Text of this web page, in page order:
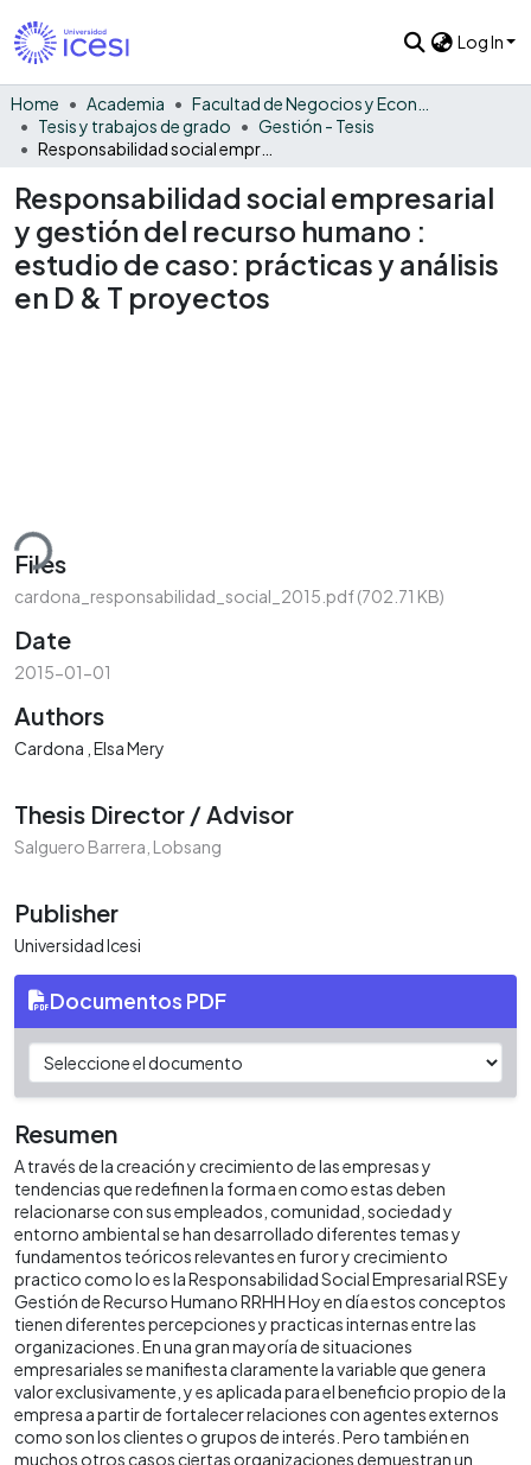
Log In
Home Academia
Tesis y trabajos de grado
Gestión - Tesis
Responsabilidad social empresarial
y gestión del recurso humano :
estudio de caso: prácticas y análisis
en D & T proyectos
Files
cardona_responsabilidad_social_2015.pdf(702.71 KB)
Date
2015-01-01
Authors
Cardona , Elsa Mery
Thesis Director / Advisor
Salguero Barrera, Lobsang
Publisher
Universidad Icesi
Documentos PDF
Resumen
A través de la creación y crecimiento de las empresas y
tendencias que redefinen la forma en como estas deben
relacionarse con sus empleados, comunidad, sociedad y
entorno ambiental se han desarrollado diferentes temas y
fundamentos teóricos relevantes en furor y crecimiento
practico como lo es la Responsabilidad Social Empresarial RSE y
Gestión de Recurso Humano RRHH Hoy en día estos conceptos
tienen diferentes percepciones y practicas internas entre las
organizaciones. En una gran mayoría de situaciones
empresariales se manifiesta claramente la variable que genera
valor exclusivamente, y es aplicada para el beneficio propio de la
empresa a partir de fortalecer relaciones con agentes externos
como son los clientes o grupos de interés. Pero también en
muchos otros casos ciertas organizaciones demuestran un